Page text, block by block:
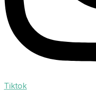
Tiktok